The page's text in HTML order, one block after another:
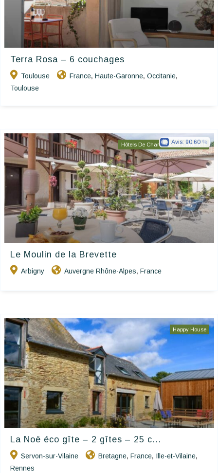
Terra Rosa – 6 couchages
Toulouse France, Haute-Garonne, Occitanie,
Toulouse
Hôtels De Charme & De Caractère
Le Moulin de la Brevette
Arbigny Auvergne Rhône-Alpes, France
Avis: 90.60
Happy House
La Noë éco gîte – 2 gîtes – 25 c...
Servon-sur-Vilaine Bretagne, France, Ille-et-Vilaine,
Rennes